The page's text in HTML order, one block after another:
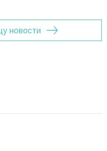
новости